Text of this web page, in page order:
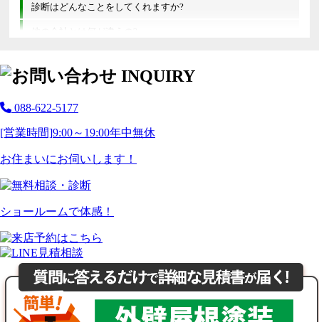
診断はどんなことをしてくれますか?
他の会社とは何が違うの?
088-622-5177
[営業時間]9:00～19:00年中無休
お住まいにお伺いします！
ショールームで体感！